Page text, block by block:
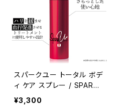
スパークユー トータル ボデ
ィ ケア スプレー / SPARK
U Total Body Care Spra
¥3,300